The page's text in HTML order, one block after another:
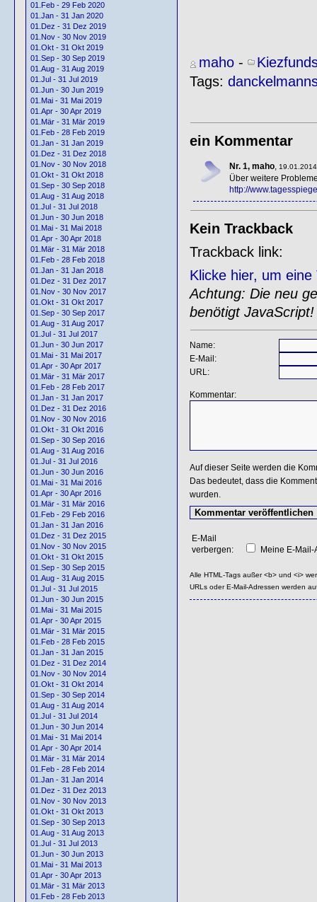
01.Feb - 29 Feb 2020
01.Jan - 31 Jan 2020
01.Dez - 31 Dez 2019
01.Nov - 30 Nov 2019
01.Okt - 31 Okt 2019
01.Sep - 30 Sep 2019
01.Aug - 31 Aug 2019
01.Jul - 31 Jul 2019
01.Jun - 30 Jun 2019
01.Mai - 31 Mai 2019
01.Apr - 30 Apr 2019
01.Mär - 31 Mär 2019
01.Feb - 28 Feb 2019
01.Jan - 31 Jan 2019
01.Dez - 31 Dez 2018
01.Nov - 30 Nov 2018
01.Okt - 31 Okt 2018
01.Sep - 30 Sep 2018
01.Aug - 31 Aug 2018
01.Jul - 31 Jul 2018
01.Jun - 30 Jun 2018
01.Mai - 31 Mai 2018
01.Apr - 30 Apr 2018
01.Mär - 31 Mär 2018
01.Feb - 28 Feb 2018
01.Jan - 31 Jan 2018
01.Dez - 31 Dez 2017
01.Nov - 30 Nov 2017
01.Okt - 31 Okt 2017
01.Sep - 30 Sep 2017
01.Aug - 31 Aug 2017
01.Jul - 31 Jul 2017
01.Jun - 30 Jun 2017
01.Mai - 31 Mai 2017
01.Apr - 30 Apr 2017
01.Mär - 31 Mär 2017
01.Feb - 28 Feb 2017
01.Jan - 31 Jan 2017
01.Dez - 31 Dez 2016
01.Nov - 30 Nov 2016
01.Okt - 31 Okt 2016
01.Sep - 30 Sep 2016
01.Aug - 31 Aug 2016
01.Jul - 31 Jul 2016
01.Jun - 30 Jun 2016
01.Mai - 31 Mai 2016
01.Apr - 30 Apr 2016
01.Mär - 31 Mär 2016
01.Feb - 29 Feb 2016
01.Jan - 31 Jan 2016
01.Dez - 31 Dez 2015
01.Nov - 30 Nov 2015
01.Okt - 31 Okt 2015
01.Sep - 30 Sep 2015
01.Aug - 31 Aug 2015
01.Jul - 31 Jul 2015
01.Jun - 30 Jun 2015
01.Mai - 31 Mai 2015
01.Apr - 30 Apr 2015
01.Mär - 31 Mär 2015
01.Feb - 28 Feb 2015
01.Jan - 31 Jan 2015
01.Dez - 31 Dez 2014
01.Nov - 30 Nov 2014
01.Okt - 31 Okt 2014
01.Sep - 30 Sep 2014
01.Aug - 31 Aug 2014
01.Jul - 31 Jul 2014
01.Jun - 30 Jun 2014
01.Mai - 31 Mai 2014
01.Apr - 30 Apr 2014
01.Mär - 31 Mär 2014
01.Feb - 28 Feb 2014
01.Jan - 31 Jan 2014
01.Dez - 31 Dez 2013
01.Nov - 30 Nov 2013
01.Okt - 31 Okt 2013
01.Sep - 30 Sep 2013
01.Aug - 31 Aug 2013
01.Jul - 31 Jul 2013
01.Jun - 30 Jun 2013
01.Mai - 31 Mai 2013
01.Apr - 30 Apr 2013
01.Mär - 31 Mär 2013
01.Feb - 28 Feb 2013
maho-
Tags:
ein Kommentar
Nr. 1, maho,
Über weitere
http://
Kein Trackback
Trackback link:
Klicke hier, um
Achtung: Die neu
benötigt JavaScript!
Name:
E-Mail:
URL:
Kommentar:
Auf dieser Seite werden die
Das bedeutet, dass die
wurden.
E-Mail
verbergen:
Meine E-
Alle HTML-Tags außer <b> und <i>
URLs oder E-Mail-Adressen werden